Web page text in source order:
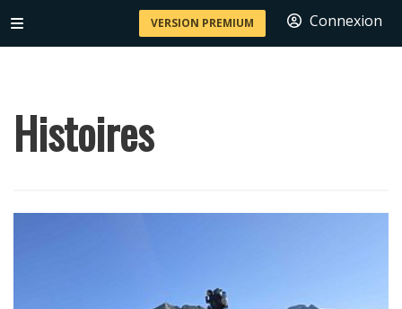
VERSION PREMIUM Connexion
Histoires